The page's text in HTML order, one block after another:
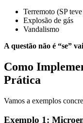
Terremoto (SP
Explosão de gás
Vandalismo
A questão não é “se”
Como
Prática
Vamos a exemplos
Exemplo 1: